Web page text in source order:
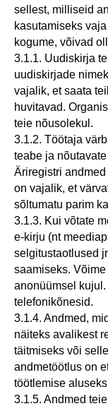
sellest, milliseid
kasutamiseks
kogume, võivad
3.1.1. Uudiskirja
uudiskirjade
vajalik, et saata
huvitavad.
teie nõusolekul.
3.1.2. Töötaja
teabe ja
Äriregistri
on vajalik, et
sõltumatu parim
3.1.3. Kui võtate
e-kirju (nt
selgitustaotlused
saamiseks.
anonüümsel
telefonikõnesid.
3.1.4. Andmed,
näiteks avalikest
täitmiseks või
andmetöötlus on
töötlemise
3.1.5. Andmed